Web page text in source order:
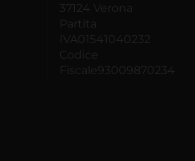
37124 Verona
Partita
IVA01541040232
Codice
Fiscale93009870234